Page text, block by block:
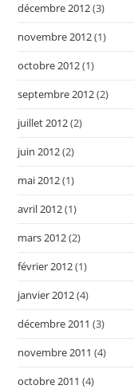
décembre 2012(3)
novembre 2012(1)
octobre 2012(1)
septembre 2012(2)
juillet 2012(2)
juin 2012(2)
mai 2012(1)
avril 2012(1)
mars 2012(2)
février 2012(1)
janvier 2012(4)
décembre 2011 (3)
novembre 2011 (4)
octobre 2011 (4)